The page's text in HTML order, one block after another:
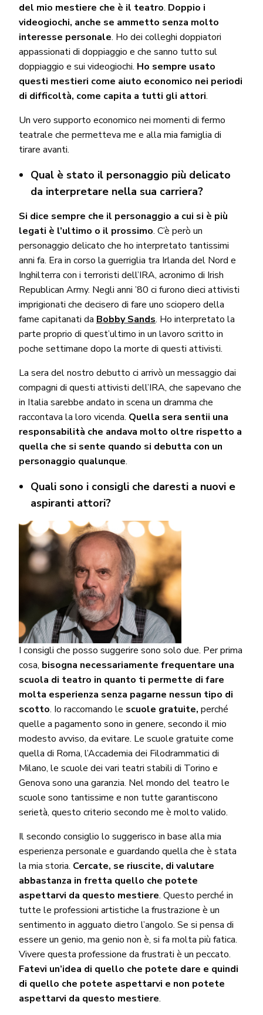
del mio mestiere che è il teatro. Doppio i
videogiochi, anche se ammetto senza molto
interesse personale. Ho dei colleghi doppiatori
appassionati di doppiaggio e che sanno tutto sul
doppiaggio e sui videogiochi. Ho sempre usato
questi mestieri come aiuto economico nei periodi
di difficoltà, come capita a tutti gli attori.
Un vero supporto economico nei momenti di fermo
teatrale che permetteva me e alla mia famiglia di
tirare avanti.
Qual è stato il personaggio più delicato
da interpretare nella sua carriera?
Si dice sempre che il personaggio a cui si è più
legati è l’ultimo o il prossimo. C’è però un
personaggio delicato che ho interpretato tantissimi
anni fa. Era in corso la guerriglia tra Irlanda del Nord e
Inghilterra con i terroristi dell’IRA, acronimo di Irish
Republican Army. Negli anni ’80 ci furono dieci attivisti
imprigionati che decisero di fare uno sciopero della
fame capitanati da Bobby Sands. Ho interpretato la
parte proprio di quest’ultimo in un lavoro scritto in
poche settimane dopo la morte di questi attivisti.
La sera del nostro debutto ci arrivò un messaggio dai
compagni di questi attivisti dell’IRA, che sapevano che
in Italia sarebbe andato in scena un dramma che
raccontava la loro vicenda. Quella sera sentii una
responsabilità che andava molto oltre rispetto a
quella che si sente quando si debutta con un
personaggio qualunque.
Quali sono i consigli che daresti a nuovi e
aspiranti attori?
I consigli che posso suggerire sono solo due. Per prima
cosa, bisogna necessariamente frequentare una
scuola di teatro in quanto ti permette di fare
molta esperienza senza pagarne nessun tipo di
scotto. Io raccomando le scuole gratuite, perché
quelle a pagamento sono in genere, secondo il mio
modesto avviso, da evitare. Le scuole gratuite come
quella di Roma, l’Accademia dei Filodrammatici di
Milano, le scuole dei vari teatri stabili di Torino e
Genova sono una garanzia. Nel mondo del teatro le
scuole sono tantissime e non tutte garantiscono
serietà, questo criterio secondo me è molto valido.
Il secondo consiglio lo suggerisco in base alla mia
esperienza personale e guardando quella che è stata
la mia storia. Cercate, se riuscite, di valutare
abbastanza in fretta quello che potete
aspettarvi da questo mestiere. Questo perché in
tutte le professioni artistiche la frustrazione è un
sentimento in agguato dietro l’angolo. Se si pensa di
essere un genio, ma genio non è, si fa molta più fatica.
Vivere questa professione da frustrati è un peccato.
Fatevi un’idea di quello che potete dare e quindi
di quello che potete aspettarvi e non potete
aspettarvi da questo mestiere.